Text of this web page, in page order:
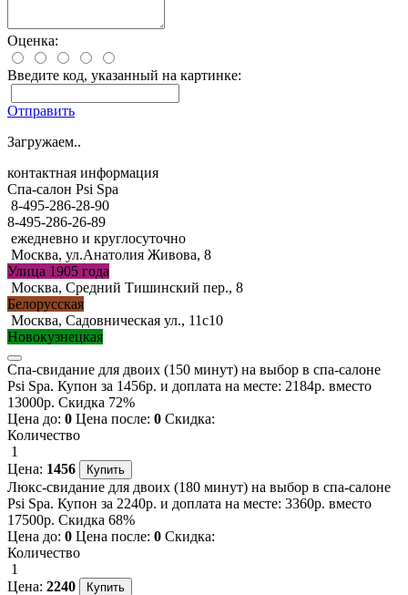
Оценка:
Введите код, указанный на картинке:
Отправить
Загружаем..
контактная информация
Спа-салон Psi Spa
8-495-286-28-90
8-495-286-26-89
ежедневно и круглосуточно
Москва, ул.Анатолия Живова, 8
Улица 1905 года
Москва, Средний Тишинский пер., 8
Белорусская
Москва, Садовническая ул., 11с10
Новокузнецкая
Спа-свидание для двоих (150 минут) на выбор в спа-салоне
Psi Spa. Купон за 1456р. и доплата на месте: 2184р. вместо
13000р. Скидка 72%
Цена до: 0 Цена после: 0 Скидка:
Количество
1
Цена: 1456
Люкс-свидание для двоих (180 минут) на выбор в спа-салоне
Psi Spa. Купон за 2240р. и доплата на месте: 3360р. вместо
17500р. Скидка 68%
Цена до: 0 Цена после: 0 Скидка:
Количество
1
Цена: 2240